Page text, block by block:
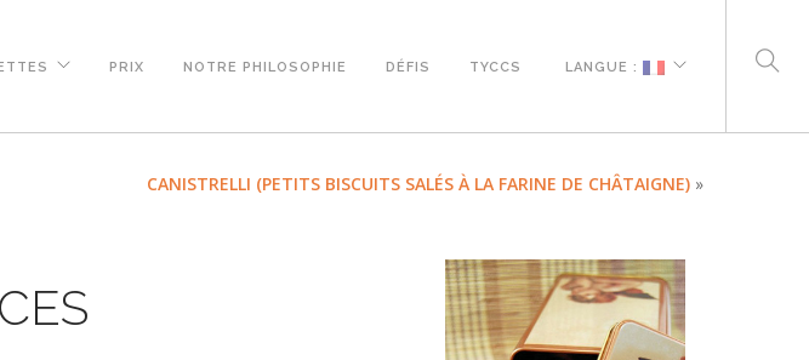
PRIX NOTRE PHILOSOPHIE DÉFIS TYCCS LANGUE :
CANISTRELLI (PETITS BISCUITS SALÉS À LA FARINE DE CHÂTAIGNE) »